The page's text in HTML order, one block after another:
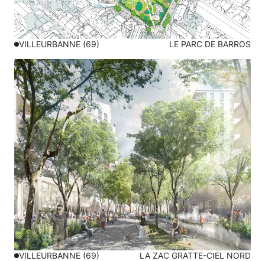
VILLEURBANNE (69) LE PARC DE BARROS
VILLEURBANNE (69) LA ZAC GRATTE-CIEL NORD